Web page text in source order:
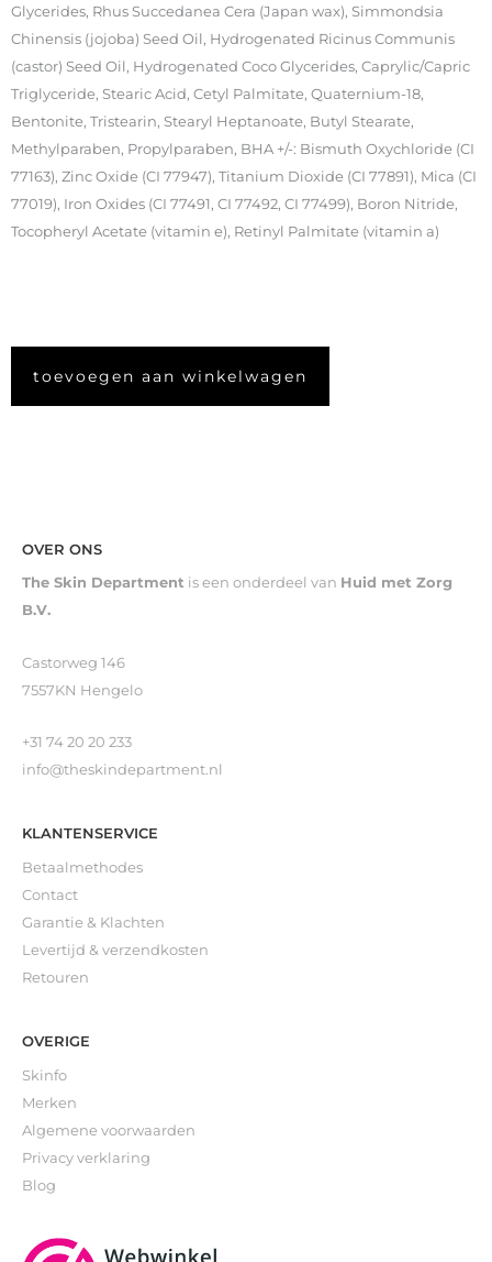
Glycerides, Rhus Succedanea Cera (Japan wax), Simmondsia
Chinensis (jojoba) Seed Oil, Hydrogenated Ricinus Communis
(castor) Seed Oil, Hydrogenated Coco Glycerides, Caprylic/Capric
Triglyceride, Stearic Acid, Cetyl Palmitate, Quaternium-18,
Bentonite, Tristearin, Stearyl Heptanoate, Butyl Stearate,
Methylparaben, Propylparaben, BHA +/-: Bismuth Oxychloride (CI
77163), Zinc Oxide (CI 77947), Titanium Dioxide (CI 77891), Mica (CI
77019), Iron Oxides (CI 77491, CI 77492, CI 77499), Boron Nitride,
Tocopheryl Acetate (vitamin e), Retinyl Palmitate (vitamin a)
toevoegen aan winkelwagen
OVER ONS
The Skin Department is een onderdeel van Huid met Zorg
B.V.
Castorweg 146
7557KN Hengelo
+31 74 20 20 233
info@theskindepartment.nl
KLANTENSERVICE
Betaalmethodes
Contact
Garantie & Klachten
Levertijd & verzendkosten
Retouren
OVERIGE
Skinfo
Merken
Algemene voorwaarden
Privacy verklaring
Blog